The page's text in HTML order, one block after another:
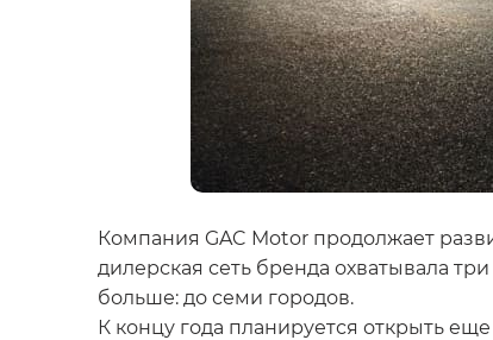
Компания GAC Motor продолжает
дилерская сеть бренда охватывала
больше: до семи городов.
К концу года планируется открыть